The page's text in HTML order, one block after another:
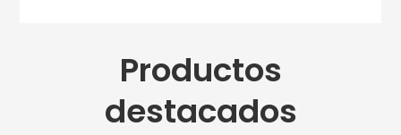
Productos
destacados